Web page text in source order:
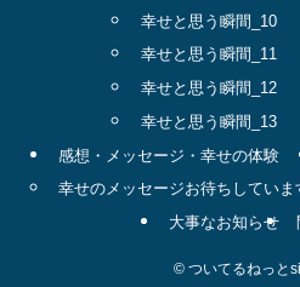
幸せと思う瞬間_10
幸せと思う瞬間_11
幸せと思う瞬間_12
幸せと思う瞬間_13
感想・メッセージ・幸せの体験
幸せのメッセージお待ちしていま
大事なお知らせ
© ついてるねっと